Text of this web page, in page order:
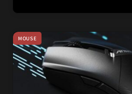
MOUSE